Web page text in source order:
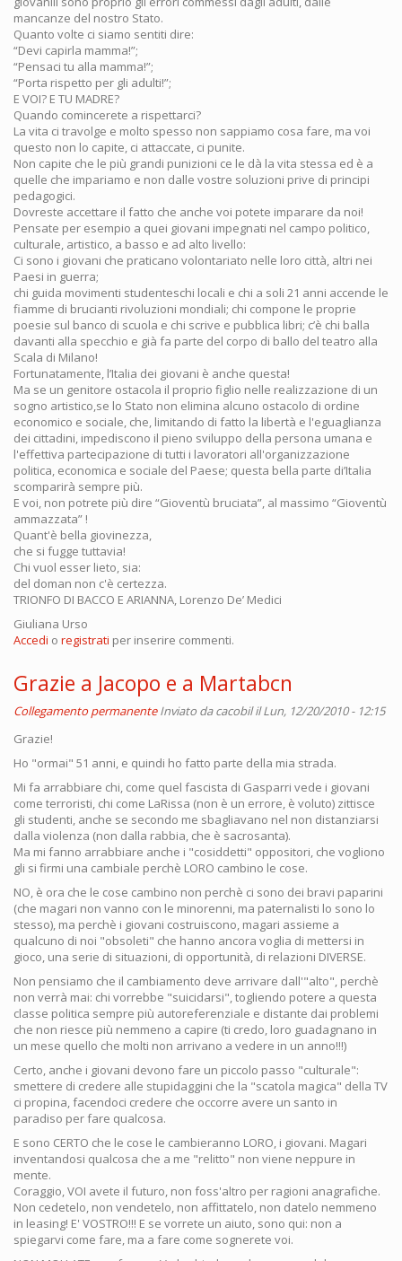
mancanze del nostro Stato.
Quanto volte ci siamo sentiti dire:
“Devi capirla mamma!”;
“Pensaci tu alla mamma!”;
“Porta rispetto per gli adulti!”;
E VOI? E TU MADRE?
Quando comincerete a rispettarci?
La vita ci travolge e molto spesso non sappiamo cosa fare, ma voi
questo non lo capite, ci attaccate, ci punite.
Non capite che le più grandi punizioni ce le dà la vita stessa ed è a
quelle che impariamo e non dalle vostre soluzioni prive di principi
pedagogici.
Dovreste accettare il fatto che anche voi potete imparare da noi!
Pensate per esempio a quei giovani impegnati nel campo politico,
culturale, artistico, a basso e ad alto livello:
Ci sono i giovani che praticano volontariato nelle loro città, altri nei
Paesi in guerra;
chi guida movimenti studenteschi locali e chi a soli 21 anni accende le
fiamme di brucianti rivoluzioni mondiali; chi compone le proprie
poesie sul banco di scuola e chi scrive e pubblica libri; c’è chi balla
davanti alla specchio e già fa parte del corpo di ballo del teatro alla
Scala di Milano!
Fortunatamente, l’Italia dei giovani è anche questa!
Ma se un genitore ostacola il proprio figlio nelle realizzazione di un
sogno artistico,se lo Stato non elimina alcuno ostacolo di ordine
economico e sociale, che, limitando di fatto la libertà e l'eguaglianza
dei cittadini, impediscono il pieno sviluppo della persona umana e
l'effettiva partecipazione di tutti i lavoratori all'organizzazione
politica, economica e sociale del Paese; questa bella parte di’Italia
scomparirà sempre più.
E voi, non potrete più dire “Gioventù bruciata”, al massimo “Gioventù
ammazzata” !
Quant'è bella giovinezza,
che si fugge tuttavia!
Chi vuol esser lieto, sia:
del doman non c'è certezza.
TRIONFO DI BACCO E ARIANNA, Lorenzo De’ Medici
Giuliana Urso
Accedi o registrati per inserire commenti.
Grazie a Jacopo e a Martabcn
Collegamento permanente Inviato dacacobilil Lun, 12/20/2010 - 12:15
Grazie!
Ho "ormai" 51 anni, e quindi ho fatto parte della mia strada.
Mi fa arrabbiare chi, come quel fascista di Gasparri vede i giovani
come terroristi, chi come LaRissa (non è un errore, è voluto) zittisce
gli studenti, anche se secondo me sbagliavano nel non distanziarsi
dalla violenza (non dalla rabbia, che è sacrosanta).
Ma mi fanno arrabbiare anche i "cosiddetti" oppositori, che vogliono
gli si firmi una cambiale perchè LORO cambino le cose.
NO, è ora che le cose cambino non perchè ci sono dei bravi paparini
(che magari non vanno con le minorenni, ma paternalisti lo sono lo
stesso), ma perchè i giovani costruiscono, magari assieme a
qualcuno di noi "obsoleti" che hanno ancora voglia di mettersi in
gioco, una serie di situazioni, di opportunità, di relazioni DIVERSE.
Non pensiamo che il cambiamento deve arrivare dall'"alto", perchè
non verrà mai: chi vorrebbe "suicidarsi", togliendo potere a questa
classe politica sempre più autoreferenziale e distante dai problemi
che non riesce più nemmeno a capire (ti credo, loro guadagnano in
un mese quello che molti non arrivano a vedere in un anno!!!)
Certo, anche i giovani devono fare un piccolo passo "culturale":
smettere di credere alle stupidaggini che la "scatola magica" della TV
ci propina, facendoci credere che occorre avere un santo in
paradiso per fare qualcosa.
E sono CERTO che le cose le cambieranno LORO, i giovani. Magari
inventandosi qualcosa che a me "relitto" non viene neppure in
mente.
Coraggio, VOI avete il futuro, non foss'altro per ragioni anagrafiche.
Non cedetelo, non vendetelo, non affittatelo, non datelo nemmeno
in leasing! E' VOSTRO!!! E se vorrete un aiuto, sono qui: non a
spiegarvi come fare, ma a fare come sognerete voi.